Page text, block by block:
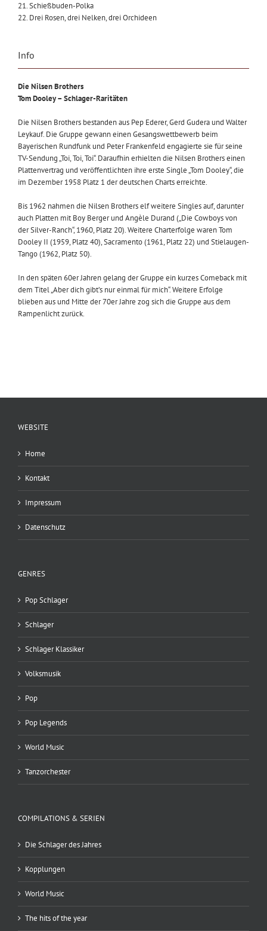
21. Schießbuden-Polka
22. Drei Rosen, drei Nelken, drei Orchideen
Info
Die Nilsen Brothers
Tom Dooley – Schlager-Raritäten
Die Nilsen Brothers bestanden aus Pep Ederer, Gerd Gudera und Walter
Leykauf. Die Gruppe gewann einen Gesangswettbewerb beim
Bayerischen Rundfunk und Peter Frankenfeld engagierte sie für seine
TV-Sendung „Toi, Toi, Toi“. Daraufhin erhielten die Nilsen Brothers einen
Plattenvertrag und veröffentlichten ihre erste Single „Tom Dooley“, die
im Dezember 1958 Platz 1 der deutschen Charts erreichte.
Bis 1962 nahmen die Nilsen Brothers elf weitere Singles auf, darunter
auch Platten mit Boy Berger und Angèle Durand („Die Cowboys von
der Silver-Ranch“, 1960, Platz 20). Weitere Charterfolge waren Tom
Dooley II (1959, Platz 40), Sacramento (1961, Platz 22) und Stielaugen-
Tango (1962, Platz 50).
In den späten 60er Jahren gelang der Gruppe ein kurzes Comeback mit
dem Titel „Aber dich gibt’s nur einmal für mich“. Weitere Erfolge
blieben aus und Mitte der 70er Jahre zog sich die Gruppe aus dem
Rampenlicht zurück.
WEBSITE
Home
Kontakt
Impressum
Datenschutz
GENRES
Pop Schlager
Schlager
Schlager Klassiker
Volksmusik
Pop
Pop Legends
World Music
Tanzorchester
COMPILATIONS & SERIEN
Die Schlager des Jahres
Kopplungen
World Music
The hits of the year